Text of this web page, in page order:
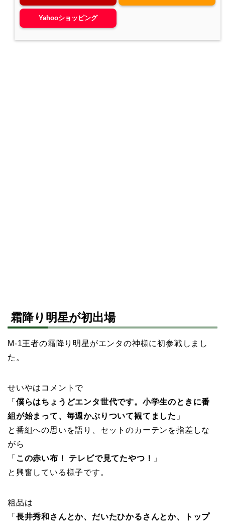
Yahooショッピング
霜降り明星が初出場
M-1王者の霜降り明星がエンタの神様に初参戦しまし
た。
せいやはコメントで
「 僕らはちょうどエンタ世代です。小学生のときに番
組が始まって、毎週かぶりついて観てました 」
と番組への思いを語り、セットのカーテンを指差しな
がら
「 この赤い布！ テレビで見てたやつ！
」
と興奮している様子です。
粗品は
「 長井秀和さんとか、だいたひかるさんとか、トップ